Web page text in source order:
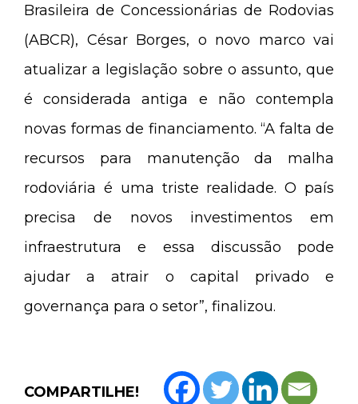
Brasileira de Concessionárias de Rodovias
(ABCR), César Borges, o novo marco vai
atualizar a legislação sobre o assunto, que
é considerada antiga e não contempla
novas formas de financiamento. “A falta de
recursos para manutenção da malha
rodoviária é uma triste realidade. O país
precisa de novos investimentos em
infraestrutura e essa discussão pode
ajudar a atrair o capital privado e
governança para o setor”, finalizou.
COMPARTILHE!